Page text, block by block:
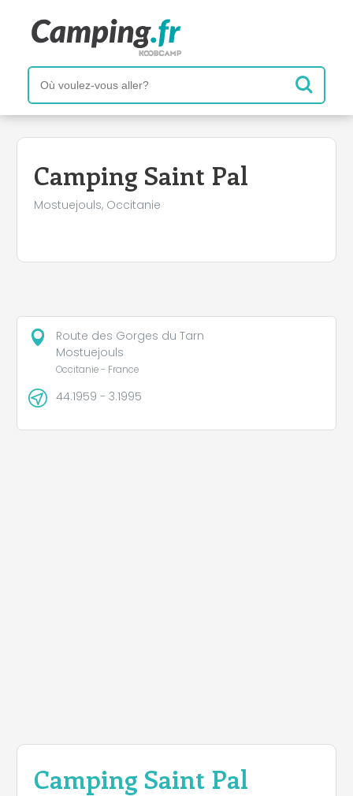
Camping Saint Pal
Mostuejouls, Occitanie
Camping Saint Pal
+
−
Route des Gorges du Tarn
Mostuejouls
Occitanie - France
44.1959 - 3.1995